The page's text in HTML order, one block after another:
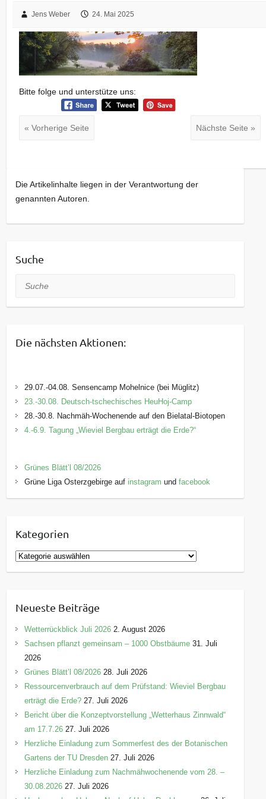
Jens Weber 24. Mai 2025
Bitte folge und unterstütze uns:
« Vorherige Seite Nächste Seite »
Die Artikelinhalte liegen in der Verantwortung der
genannten Autoren.
Suche
Suche
Die nächsten Aktionen:
29.07.-04.08. Sensencamp Mohelnice (bei Müglitz)
23.-30.08. Deutsch-tschechisches HeuHoj-Camp
28.-30.8. Nachmäh-Wochenende auf den Bielatal-Biotopen
4.-6.9. Tagung „Wieviel Bergbau erträgt die Erde?“
Grünes Blätt’l 08/2026
Grüne Liga Osterzgebirge auf instagram undfacebook
Kategorien
K
a
g
o
r
e
n
Neueste Beiträge
Wetterrückblick Juli 2026 2. August 2026
Sachsen pflanzt gemeinsam – 1000 Obstbäume 31. Juli
2026
Grünes Blätt’l 08/2026 28. Juli 2026
Ressourcenverbrauch auf dem Prüfstand: Wieviel Bergbau
erträgt die Erde? 27. Juli 2026
Bericht über die Konzeptvorstellung „Wetterhaus Zinnwald“
am 17.7.26 27. Juli 2026
Herzliche Einladung zum Sommerfest des der Botanischen
Gartens der TU Dresden 27. Juli 2026
Herzliche Einladung zum Nachmähwochenende vom 28. –
30.08.2026 27. Juli 2026